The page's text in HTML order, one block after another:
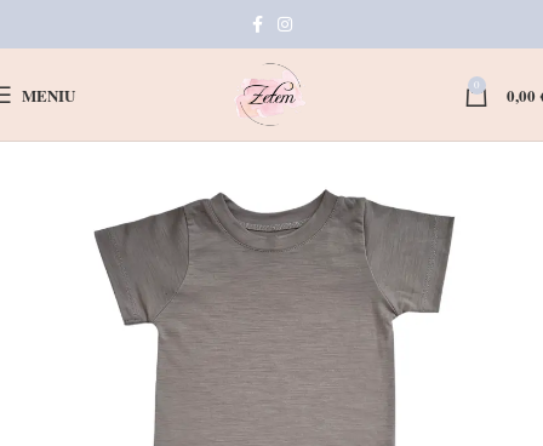
MENIU 0 0,00